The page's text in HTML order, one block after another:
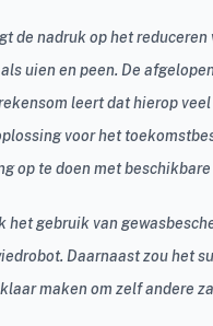
de nadruk op het
uien en peen. De
leert dat hierop
voor het
op te doen met
het gebruik van
Daarnaast zou het
maken om zelf andere